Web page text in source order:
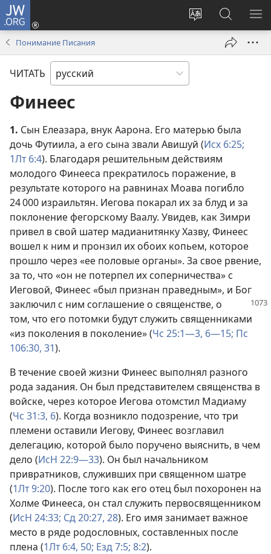
JW.ORG
Изменить
Войти
(открывается
окне)
Поиск
по
jw.org
Понимание Писания
ЧИТАТЬ
Финеес
1. Сын Елеазара, внук Аарона. Его матерью была
дочь Футиила, а его сына звали Авишуй (Исх 6:25;
1Лт 6:4). Благодаря решительным действиям
молодого Финееса прекратилось поражение, в
результате которого на равнинах Моава погибло
24 000 израильтян. Иегова покарал их за блуд и за
поклонение фегорскому Ваалу. Увидев, как Зимри
привел в свой шатер мадианитянку Хазву, Финеес
вошел к ним и пронзил их обоих копьем, которое
прошло через «ее половые органы». За свое рвение,
за то, что «он не потерпел их соперничества» с
Иеговой, Финеес «был признан праведным», и Бог
заключил с ним соглашение о священстве, о
том, что его потомки будут служить священниками
«из поколения в поколение» (Чс 25:1—3, 6—15; Пс
106:30, 31).
В течение своей жизни Финеес выполнял разного
рода задания. Он был представителем священства в
войске, через которое Иегова отомстил Мадиаму
(Чс 31:3, 6). Когда возникло подозрение, что три
племени оставили Иегову, Финеес возглавил
делегацию, которой было поручено выяснить, в чем
дело (ИсН 22:9—33). Он был начальником
привратников, служивших при священном шатре
(1Лт 9:20). После того как его отец был похоронен на
Холме Финееса, он стал служить первосвященником
(ИсН 24:33; Сд 20:27, 28). Его имя занимает важное
место в ряде родословных, составленных после
плена (1Лт 6:4, 50; Езд 7:5; 8:2).